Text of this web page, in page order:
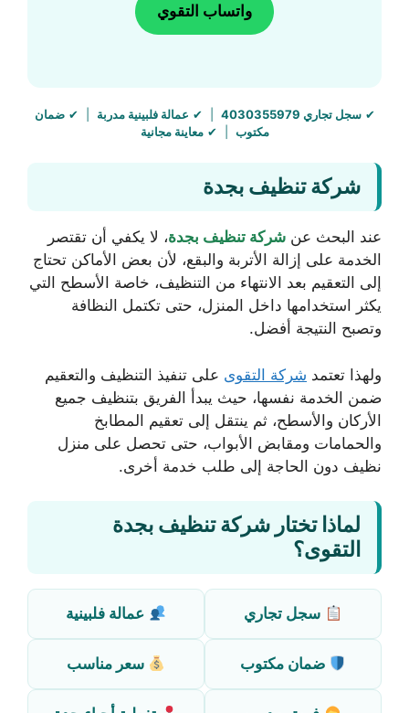
واتساب التقوي
✔سجل تجاري 4030355979 | ✔ عمالة فلبينية مدربة | ✔ضمان
مكتوب | ✔معاينة مجانية
شركة تنظيف بجدة
عند البحث عن شركة تنظيف بجدة، لا يكفي أن تقتصر
الخدمة على إزالة الأتربة والبقع، لأن بعض الأماكن تحتاج
إلى التعقيم بعد الانتهاء من التنظيف، خاصة الأسطح التي
يكثر استخدامها داخل المنزل، حتى تكتمل النظافة
وتصبح النتيجة أفضل.
ولهذا تعتمد شركة التقوى على تنفيذ التنظيف والتعقيم
ضمن الخدمة نفسها، حيث يبدأ الفريق بتنظيف جميع
الأركان والأسطح، ثم ينتقل إلى تعقيم المطابخ
والحمامات ومقابض الأبواب، حتى تحصل على منزل
نظيف دون الحاجة إلى طلب خدمة أخرى.
لماذا تختار شركة تنظيف بجدة
التقوى؟
سجل تجاري عمالة فلبينية
ضمان مكتوب سعر مناسب